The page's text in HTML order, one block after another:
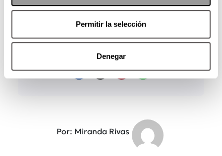
Permitir la selección
Denegar
Por: Miranda Rivas